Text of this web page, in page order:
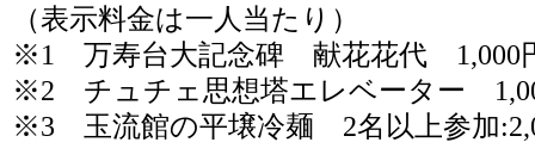
（表示料金は一人当たり）
※1 万寿台大記念碑 献花花代 1,000
※2 チュチェ思想塔エレベーター
※3 玉流館の平壌冷麺 2名以上参加